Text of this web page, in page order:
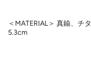
＜MATERIAL＞ 真鍮、チ
5.3cm